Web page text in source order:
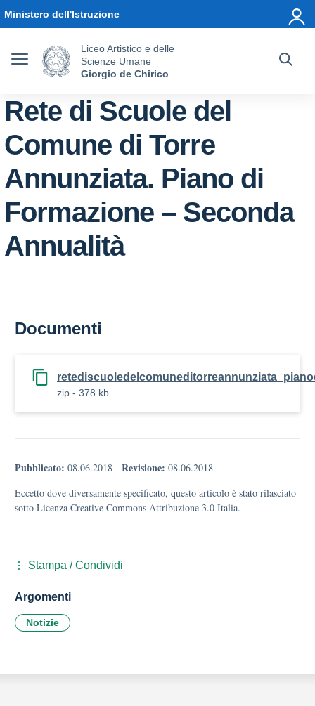
Ministero dell'Istruzione
Liceo Artistico e delle
Scienze Umane
Giorgio de Chirico
Rete di Scuole del
Comune di Torre
Annunziata. Piano di
Formazione – Seconda
Annualità
Documenti
zip - 378 kb
Pubblicato: 08.06.2018 - Revisione: 08.06.2018
Eccetto dove diversamente specificato, questo articolo è stato rilasciato
sotto Licenza Creative Commons Attribuzione 3.0 Italia.
Stampa / Condividi
Argomenti
Notizie